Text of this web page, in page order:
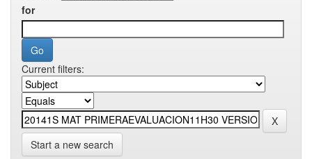
for
Current filters:
Start a new search